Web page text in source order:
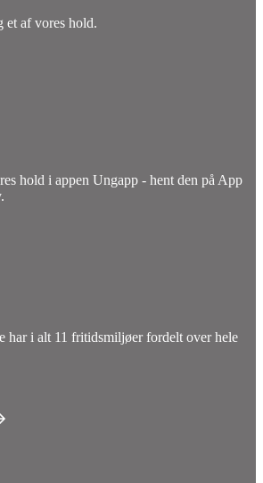
et af vores hold.
hold i appen Ungapp - hent den på App
har i alt 11 fritidsmiljøer fordelt over hele